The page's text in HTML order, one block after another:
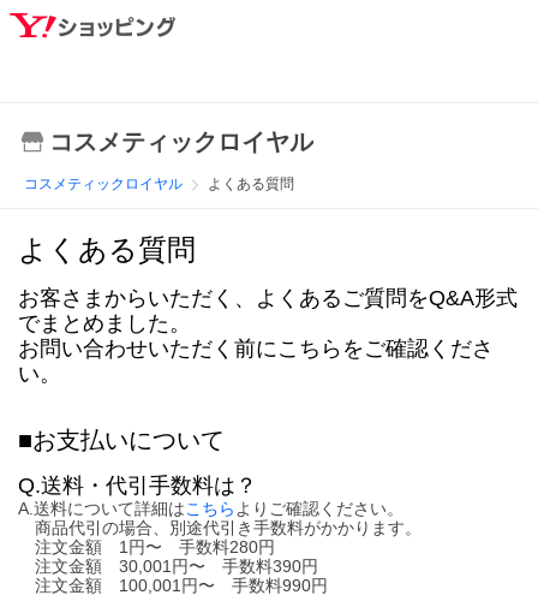
コスメティックロイヤル
コスメティックロイヤル よくある質問
よくある質問
お客さまからいただく、よくあるご質問をQ&A形式
でまとめました。
お問い合わせいただく前にこちらをご確認くださ
い。
■お支払いについて
Q.送料・代引手数料は？
A.送料について詳細はこちら よりご確認ください。
商品代引の場合、別途代引き手数料がかかります。
注文金額 1円〜 手数料280円
注文金額 30,001円〜 手数料390円
注文金額 100,001円〜 手数料990円